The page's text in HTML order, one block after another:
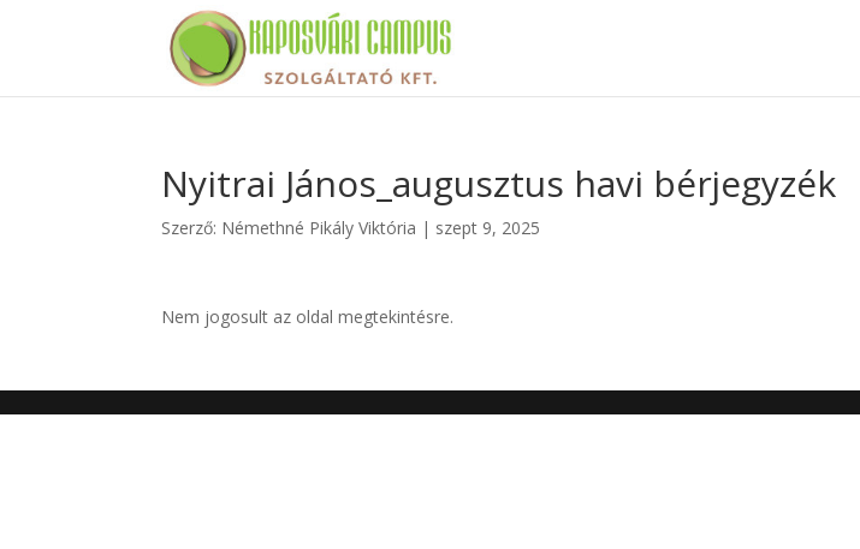
Nyitrai János_augusztus havi bérjegyzék
Szerző: Némethné Pikály Viktória | szept 9, 2025
Nem jogosult az oldal megtekintésre.